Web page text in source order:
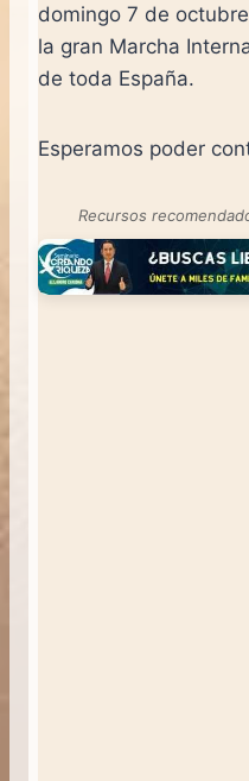
domingo 7 de
la gran Marcha
de toda España.
Esperamos poder
Recursos